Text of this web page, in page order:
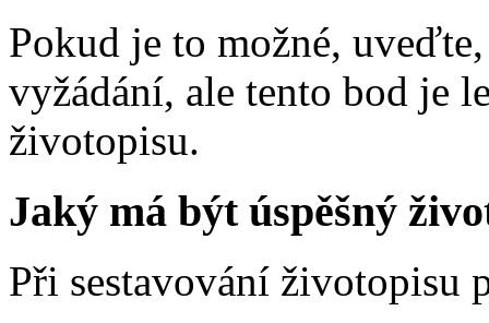
Pokud je to možné,
vyžádání, ale tento bod je
životopisu.
Jaký má být úspěšný
Při sestavování životopisu